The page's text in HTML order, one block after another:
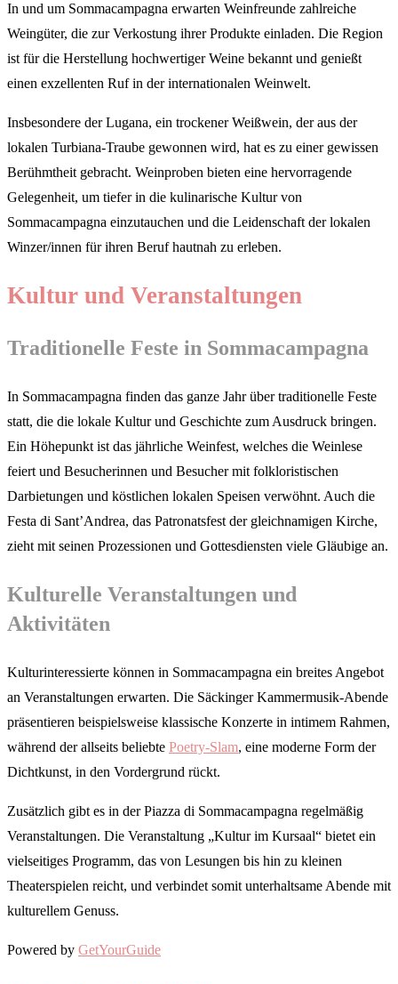
In und um Sommacampagna erwarten Weinfreunde zahlreiche
Weingüter, die zur Verkostung ihrer Produkte einladen. Die Region
ist für die Herstellung hochwertiger Weine bekannt und genießt
einen exzellenten Ruf in der internationalen Weinwelt.
Insbesondere der Lugana, ein trockener Weißwein, der aus der
lokalen Turbiana-Traube gewonnen wird, hat es zu einer gewissen
Berühmtheit gebracht. Weinproben bieten eine hervorragende
Gelegenheit, um tiefer in die kulinarische Kultur von
Sommacampagna einzutauchen und die Leidenschaft der lokalen
Winzer/innen für ihren Beruf hautnah zu erleben.
Kultur und Veranstaltungen
Traditionelle Feste in Sommacampagna
In Sommacampagna finden das ganze Jahr über traditionelle Feste
statt, die die lokale Kultur und Geschichte zum Ausdruck bringen.
Ein Höhepunkt ist das jährliche Weinfest, welches die Weinlese
feiert und Besucherinnen und Besucher mit folkloristischen
Darbietungen und köstlichen lokalen Speisen verwöhnt. Auch die
Festa di Sant’Andrea, das Patronatsfest der gleichnamigen Kirche,
zieht mit seinen Prozessionen und Gottesdiensten viele Gläubige an.
Kulturelle Veranstaltungen und
Aktivitäten
Kulturinteressierte können in Sommacampagna ein breites Angebot
an Veranstaltungen erwarten. Die Säckinger Kammermusik-Abende
präsentieren beispielsweise klassische Konzerte in intimem Rahmen,
während der allseits beliebte Poetry-Slam, eine moderne Form der
Dichtkunst, in den Vordergrund rückt.
Zusätzlich gibt es in der Piazza di Sommacampagna regelmäßig
Veranstaltungen. Die Veranstaltung „Kultur im Kursaal“ bietet ein
vielseitiges Programm, das von Lesungen bis hin zu kleinen
Theaterspielen reicht, und verbindet somit unterhaltsame Abende mit
kulturellem Genuss.
Powered by GetYourGuide